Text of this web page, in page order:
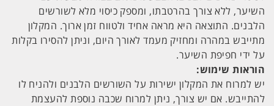
השיער, ללא צורך בהרטבתו, ומספק כיסוי מלא לשורשים
הלבנים. התוצאה היא מראה אחיד ולטווח זמן ארוך. המקלון
מתייבש במהרה ומחזיק מעמד לאורך היום, וניתן להסירו בקלות
על ידי חפיפת השיער.
הוראות שימוש:
יש למרוח את המקלון ישירות על השורשים הלבנים ולהניח לו
להתייבש. אם יש צורך, ניתן למרוח שכבה נוספת להעצמת